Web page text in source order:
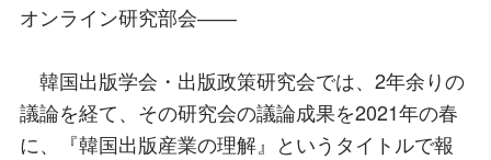
オンライン研究部会――
韓国出版学会・出版政策研究会では、2年余りの
議論を経て、その研究会の議論成果を2021年の春
に、『韓国出版産業の理解』というタイトルで報